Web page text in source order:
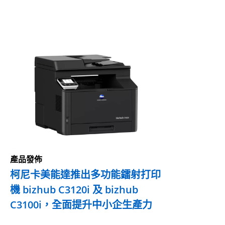
產品發佈
柯尼卡美能達推出多功能鐳射打印
機 bizhub C3120i 及 bizhub
C3100i，全面提升中小企生產力